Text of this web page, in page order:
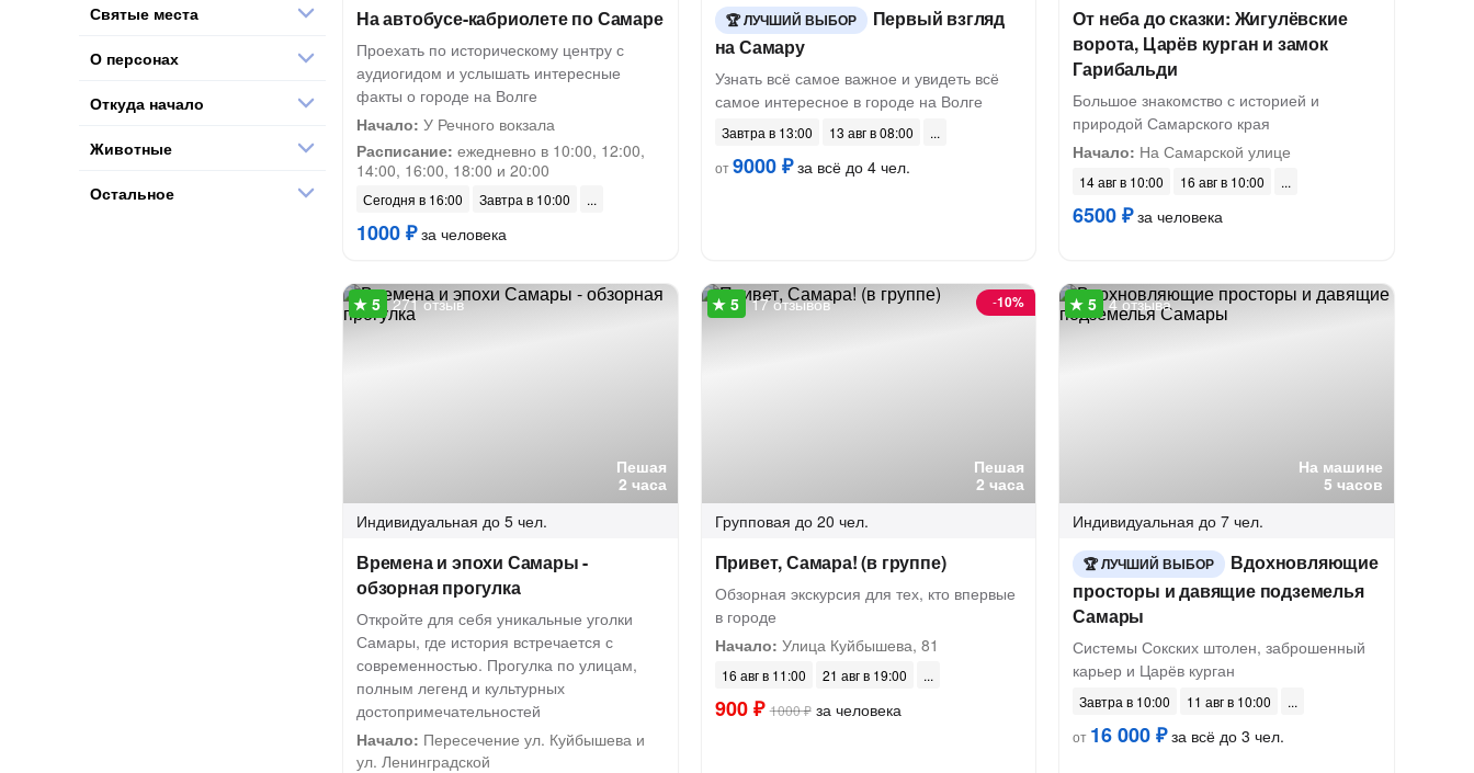
На автобусе-кабриолете по Самаре
Проехать по историческому центру с
аудиогидом и услышать интересные
факты о городе на Волге
Начало: У Речного вокзала
Расписание: ежедневно в 10:00, 12:00,
14:00, 16:00, 18:00 и 20:00
Сегодня в 16:00 Завтра в 10:00
1000 ₽за человека
ЛУЧШИЙ ВЫБОР
Первый взгляд
на Самару
Узнать всё самое важное и увидеть всё
самое интересное в городе на Волге
Завтра в 13:00
13 авг в 08:00
от9000 ₽за всё до 4 чел.
От неба до сказки: Жигулёвские
ворота, Царёв курган и замок
Гарибальди
Большое знакомство с историей и
природой Самарского края
Начало: На Самарской улице
14 авг в 10:00 16 авг в 10:00
6500 ₽за человека
Пешая
2 часа
271 отзыв
Индивидуальная до 5 чел.
Времена и эпохи Самары -
обзорная прогулка
Откройте для себя уникальные уголки
Самары, где история встречается с
современностью. Прогулка по улицам,
полным легенд и культурных
достопримечательностей
Начало: Пересечение ул. Куйбышева и
ул. Ленинградской
Пешая
2 часа
-10%
17 отзывов
Групповая до 20 чел.
Привет, Самара! (в группе)
Обзорная экскурсия для тех, кто впервые
в городе
Начало: Улица Куйбышева, 81
16 авг в 11:00 21 авг в 19:00
900 ₽ 1000 ₽за человека
На машине
5 часов
4 отзыва
Индивидуальная до 7 чел.
ЛУЧШИЙ ВЫБОР
Вдохновляющие
просторы и давящие подземелья
Самары
Системы Сокских штолен, заброшенный
карьер и Царёв курган
Завтра в 10:00
11 авг в 10:00
от 16 000 ₽за всё до 3 чел.
Святые места
О персонах
Откуда начало
Животные
Остальное